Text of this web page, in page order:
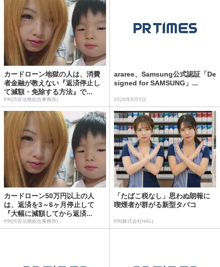
カードローン地獄の人は、消費
者金融が教えない『返済停止し
て減額・免除する方法』で...
PR(渋谷法務総合事務所)
araree、Samsung公式認証「De
signed for SAMSUNG」...
2026年8月5日
カードローン50万円以上の人
は、返済を3～6ヶ月停止して
『大幅に減額してから返済...
PR(渋谷法務総合事務所)
「たばこ税なし」思わぬ朗報に
喫煙者が群がる新型タバコ
PR(株式会社HAL)